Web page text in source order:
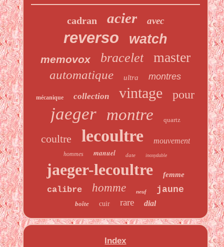
cadran acier avec
reverso watch
memovox bracelet master
automatique ultra montres
mécanique collection vintage pour
jaeger montre quartz
coultre lecoultre mouvement
hommes manuel date inoxydable
jaeger-lecoultre femme
calibre homme neuf jaune
boîte cuir rare dial
Index